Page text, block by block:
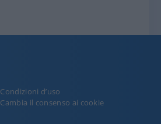
Condizioni d’uso
Cambia il consenso ai cookie